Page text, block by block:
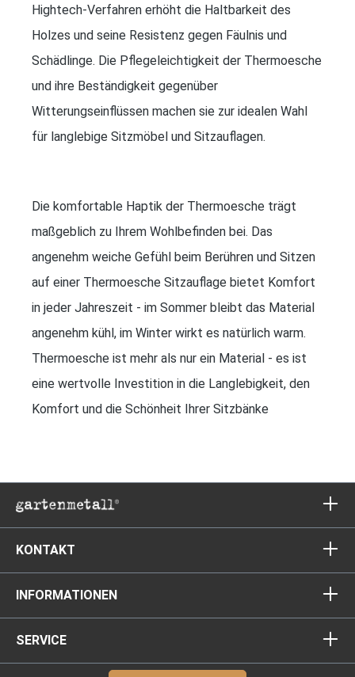
Hightech-Verfahren erhöht die Haltbarkeit des
Holzes und seine Resistenz gegen Fäulnis und
Schädlinge. Die Pflegeleichtigkeit der Thermoesche
und ihre Beständigkeit gegenüber
Witterungseinflüssen machen sie zur idealen Wahl
für langlebige Sitzmöbel und Sitzauflagen.
Die komfortable Haptik der Thermoesche trägt
maßgeblich zu Ihrem Wohlbefinden bei. Das
angenehm weiche Gefühl beim Berühren und Sitzen
auf einer Thermoesche Sitzauflage bietet Komfort
in jeder Jahreszeit - im Sommer bleibt das Material
angenehm kühl, im Winter wirkt es natürlich warm.
Thermoesche ist mehr als nur ein Material - es ist
eine wertvolle Investition in die Langlebigkeit, den
Komfort und die Schönheit Ihrer Sitzbänke
KONTAKT
INFORMATIONEN
SERVICE